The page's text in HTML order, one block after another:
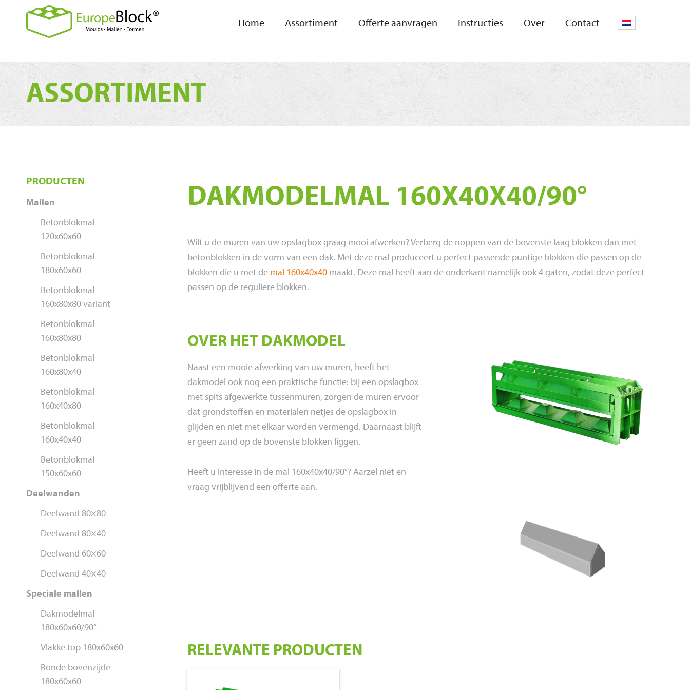
Home Assortiment Offerte aanvragen Instructies Over Contact
ASSORTIMENT
DAKMODELMAL 160X40X40/90°
Wilt u de muren van uw opslagbox graag mooi afwerken? Verberg de noppen van de bovenste laag blokken dan met
betonblokken in de vorm van een dak. Met deze mal produceert u perfect passende puntige blokken die passen op de
blokken die u met de mal 160x40x40 maakt. Deze mal heeft aan de onderkant namelijk ook 4 gaten, zodat deze perfect
passen op de reguliere blokken.
OVER HET DAKMODEL
Naast een mooie afwerking van uw muren, heeft het
dakmodel ook nog een praktische functie: bij een opslagbox
met spits afgewerkte tussenmuren, zorgen de muren ervoor
dat grondstoffen en materialen netjes de opslagbox in
glijden en niet met elkaar worden vermengd. Daarnaast blijft
er geen zand op de bovenste blokken liggen.
Heeft u interesse in de mal 160x40x40/90°? Aarzel niet en
vraag vrijblijvend een offerte aan.
RELEVANTE PRODUCTEN
€ 1.050,00
PRODUCTEN
Mallen
Betonblokmal
120x60x60
Betonblokmal
180x60x60
Betonblokmal
160x80x80 variant
Betonblokmal
160x80x80
Betonblokmal
160x80x40
Betonblokmal
160x40x80
Betonblokmal
160x40x40
Betonblokmal
150x60x60
Deelwanden
Deelwand 80×80
Deelwand 80×40
Deelwand 60×60
Deelwand 40×40
Speciale mallen
Dakmodelmal
180x60x60/90°
Vlakke top 180x60x60
Ronde bovenzijde
180x60x60